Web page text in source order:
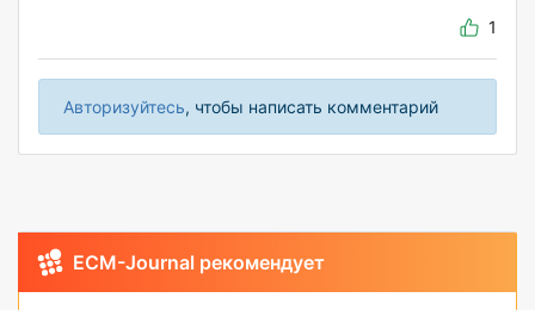
1
Авторизуйтесь, чтобы написать комментарий
ECM-Journal рекомендует